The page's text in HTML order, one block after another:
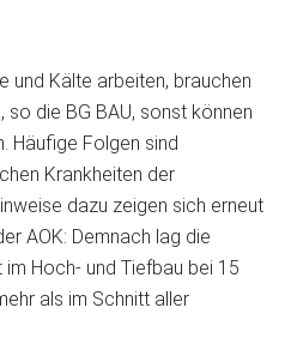
und Kälte arbeiten, brauchen
so die BG BAU, sonst können
Häufige Folgen sind
Krankheiten der
dazu zeigen sich erneut
AOK: Demnach lag die
Hoch- und Tiefbau bei 15
als im Schnitt aller